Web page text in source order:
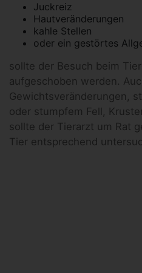
Juckreiz
Hautveränderungen
kahle Stellen
oder ein gestörtes
sollte der Besuch beim
aufgeschoben werden.
Gewichtsveränderungen,
oder stumpfem Fell,
sollte der Tierarzt um Rat
Tier entsprechend